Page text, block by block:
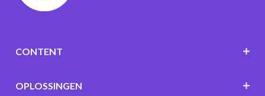
CONTENT
OPLOSSINGEN